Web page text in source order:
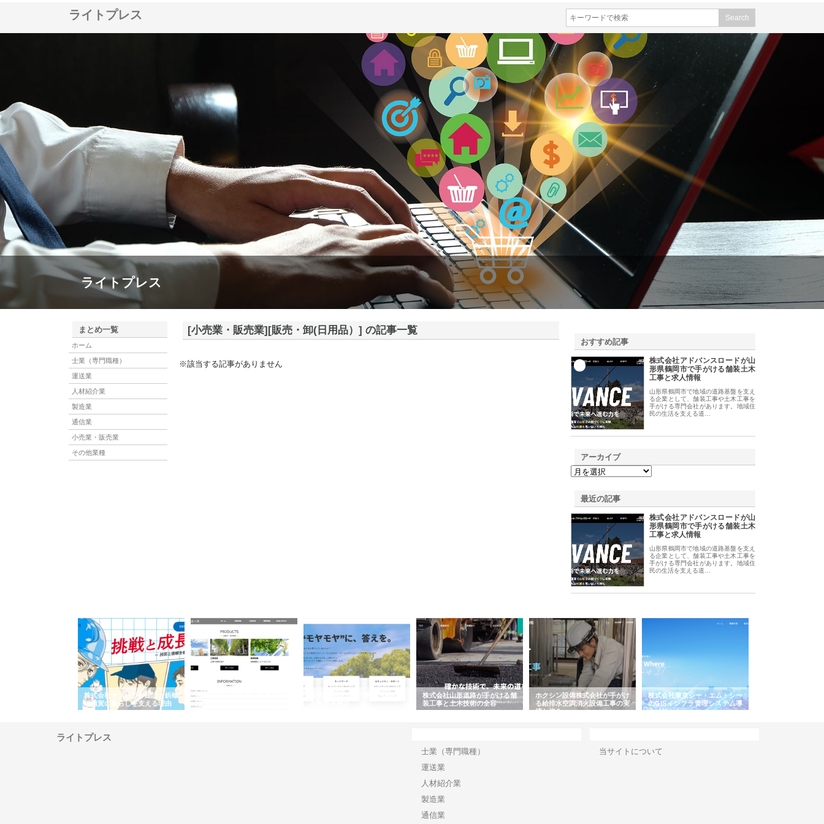
ライトプレス
ライトプレス
まとめ一覧
ホーム
士業（専門職種）
運送業
人材紹介業
製造業
通信業
小売業・販売業
その他業種
[小売業・販売業][販売・卸(日用品）] の記事一覧
※該当する記事がありません
おすすめ記事
株式会社アドバンスロードが山
形県鶴岡市で手がける舗装土木
工事と求人情報
山形県鶴岡市で地域の道路基盤を支え
る企業として、舗装工事や土木工事を
手がける専門会社があります。地域住
民の生活を支える道…
アーカイブ
最近の記事
株式会社アドバンスロードが山
形県鶴岡市で手がける舗装土木
工事と求人情報
山形県鶴岡市で地域の道路基盤を支え
る企業として、舗装工事や土木工事を
手がける専門会社があります。地域住
民の生活を支える道…
株式会社ナツハラが建設と鋲螺
で滋賀の暮らしを支える理由
イトが提供する充実した情報内
株式会社ＣＳＡの事業内容と強
株式会社山形道路が手がける舗
装工事と土木技術の全容
ホクシン設備株式会社が手がけ
る給排水空調消火設備工事の実
績と強み
株式会社東京シー・エム・シー
のGISインフラ管理システム導
入メリット
ライトプレス
士業（専門職種）
運送業
人材紹介業
製造業
通信業
当サイトについて